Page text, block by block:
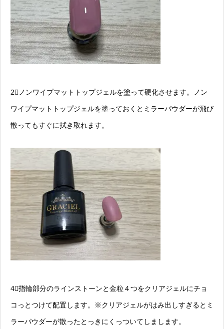
2⃣ノンワイプマットトップジェルを塗って硬化させます。ノン
ワイプマットトップジェルを塗っておくとミラーパウダーが飛び
散ってもすぐに拭き取れます。
4⃣指輪部分のラインストーンと金粒４つをクリアジェルにチョ
コっとつけて配置します。※クリアジェルがはみ出しすぎるとミ
ラーパウダーが散ったとっきにくっついてしまします。